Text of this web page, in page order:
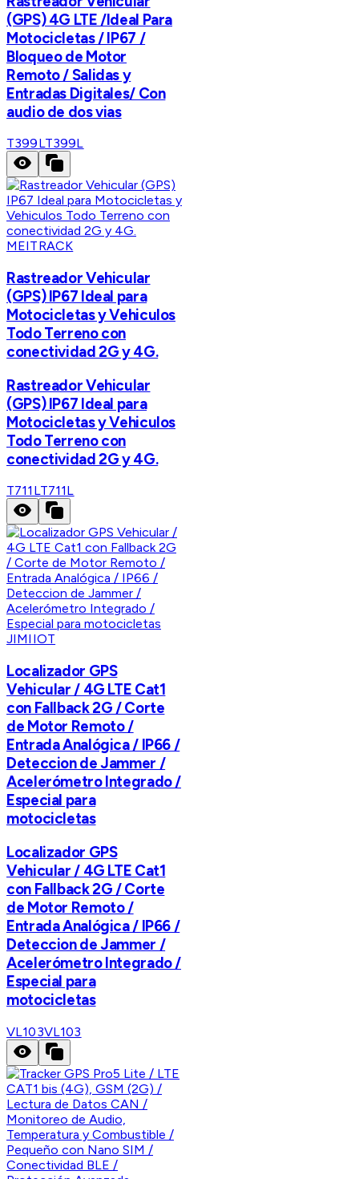
(GPS) 4G LTE /Ideal Para
Motocicletas / IP67 /
Bloqueo de Motor
Remoto / Salidas y
Entradas Digitales/ Con
audio de dos vias
T399LT399L
MEITRACK
Rastreador Vehicular
(GPS) IP67 Ideal para
Motocicletas y Vehiculos
Todo Terreno con
conectividad 2G y 4G.
Rastreador Vehicular
(GPS) IP67 Ideal para
Motocicletas y Vehiculos
Todo Terreno con
conectividad 2G y 4G.
T711LT711L
JIMIIOT
Localizador GPS
Vehicular / 4G LTE Cat1
con Fallback 2G / Corte
de Motor Remoto /
Entrada Analógica / IP66 /
Deteccion de Jammer /
Acelerómetro Integrado /
Especial para
motocicletas
Localizador GPS
Vehicular / 4G LTE Cat1
con Fallback 2G / Corte
de Motor Remoto /
Entrada Analógica / IP66 /
Deteccion de Jammer /
Acelerómetro Integrado /
Especial para
motocicletas
VL103VL103